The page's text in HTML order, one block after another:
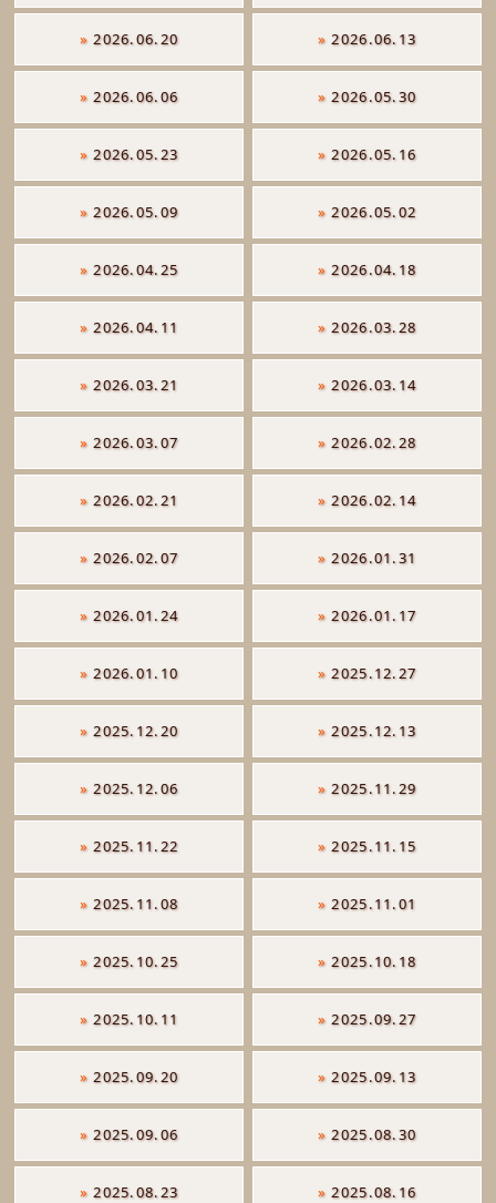
» 2026.06.20 » 2026.06.13
» 2026.06.06 » 2026.05.30
» 2026.05.23 » 2026.05.16
» 2026.05.09 » 2026.05.02
» 2026.04.25 » 2026.04.18
» 2026.04.11 » 2026.03.28
» 2026.03.21 » 2026.03.14
» 2026.03.07 » 2026.02.28
» 2026.02.21 » 2026.02.14
» 2026.02.07 » 2026.01.31
» 2026.01.24 » 2026.01.17
» 2026.01.10 » 2025.12.27
» 2025.12.20 » 2025.12.13
» 2025.12.06 » 2025.11.29
» 2025.11.22 » 2025.11.15
» 2025.11.08 » 2025.11.01
» 2025.10.25 » 2025.10.18
» 2025.10.11 » 2025.09.27
» 2025.09.20 » 2025.09.13
» 2025.09.06 » 2025.08.30
» 2025.08.23 » 2025.08.16